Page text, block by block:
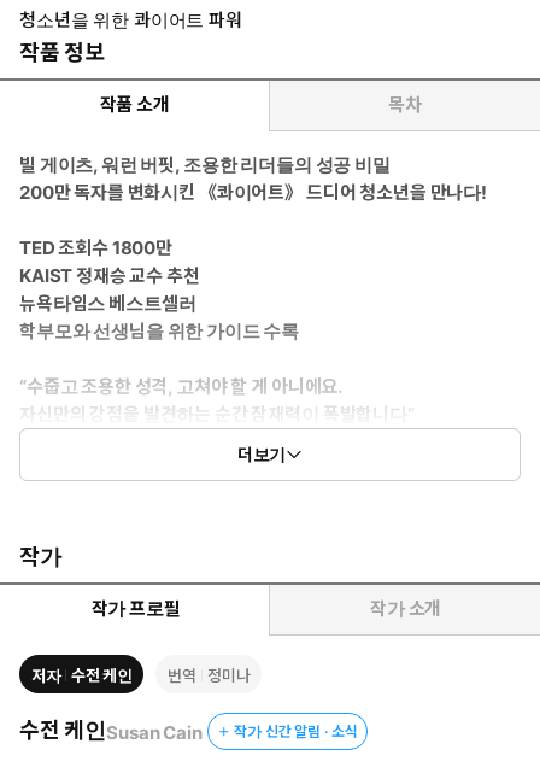
청소년을 위한 콰이어트 파워
작품 정보
작품 소개 목차
빌 게이츠, 워런 버핏, 조용한 리더들의 성공 비밀
200만 독자를 변화시킨 《콰이어트》 드디어 청소년을 만나다!
TED 조회수 1800만
KAIST 정재승 교수 추천
뉴욕타임스 베스트셀러
학부모와 선생님을 위한 가이드 수록
“수줍고 조용한 성격, 고쳐야 할 게 아니에요.
자신만의 강점을 발견하는 순간 잠재력이 폭발합니다”
2012년, 내향형 사람들이 가진 위대한 통찰과 창의성을 주제로
기도 했다. 수전 케인은 화제의 강연에 이어 책 《콰이어트》를
출간, ‘아마존’, <뉴욕타임스> <워싱턴포스트> 베스트셀러, ‘올해
의 책’ 타이틀을 섭렵했다. 심리학적 연구와 워런 버핏, 빌 게이츠,
엠마 왓슨, 비욘세 등 세계를 뒤흔드는 내향형 리더들의 사례를 통
해 내향형의 힘을 알린 수전 케인은, 조용하고 수줍은 것을 고쳐야
하는 성격이라 치부하고 압박을 느끼며 살아온 수많은 사람들에
게 ‘당신은 그저 내향적인 성격일 뿐이며, 그래서 더 강력한 힘이
있다’는 메시지를 전파하며 새로운 이해의 문을 열었다.
더보기
작가
작가 프로필 작가 소개
저자 수전 케인 번역 정미나
수전 케인Susan Cain 작가 신간 알림 · 소식